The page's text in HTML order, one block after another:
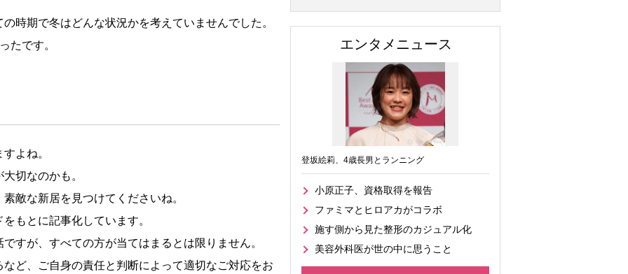
時期で冬はどんな状況かを考えていませんでした。
たです。
よね。
切なのかも。
敵な新居を見つけてくださいね。
もとに記事化しています。
すが、すべての方が当てはまるとは限りません。
ど、ご自身の責任と判断によって適切なご対応をお
エンタメニュース
登坂絵莉、4歳長男とランニング
小原正子、資格取得を報告
ファミマとヒロアカがコラボ
施す側から見た整形のカジュアル化
美容外科医が世の中に思うこと